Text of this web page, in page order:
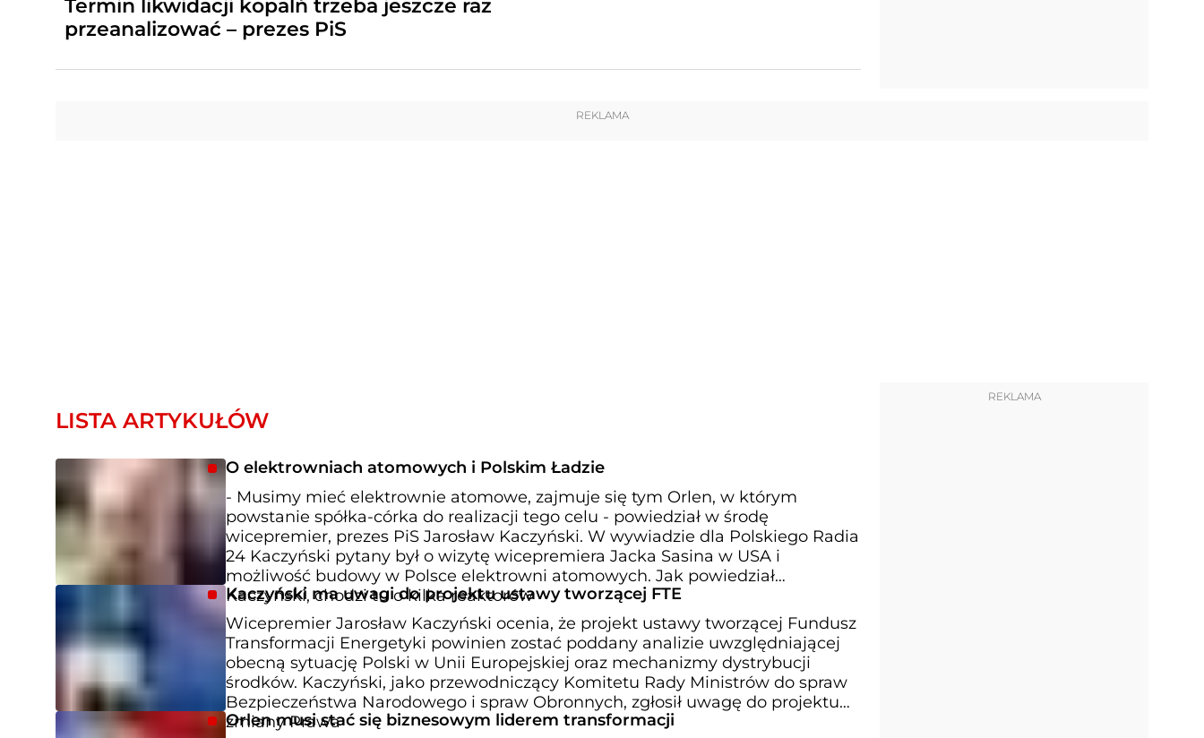
Termin likwidacji kopalń trzeba jeszcze raz
przeanalizować – prezes PiS
REKLAMA
LISTA ARTYKUŁÓW
O elektrowniach atomowych i Polskim Ładzie
- Musimy mieć elektrownie atomowe, zajmuje się tym Orlen, w którym
powstanie spółka-córka do realizacji tego celu - powiedział w środę
wicepremier, prezes PiS Jarosław Kaczyński. W wywiadzie dla Polskiego Radia
24 Kaczyński pytany był o wizytę wicepremiera Jacka Sasina w USA i
możliwość budowy w Polsce elektrowni atomowych. Jak powiedział
Kaczyński, chodzi tu o kilka reaktorów
Kaczyński ma uwagi do projektu ustawy tworzącej FTE
Wicepremier Jarosław Kaczyński ocenia, że projekt ustawy tworzącej Fundusz
Transformacji Energetyki powinien zostać poddany analizie uwzględniającej
obecną sytuację Polski w Unii Europejskiej oraz mechanizmy dystrybucji
środków. Kaczyński, jako przewodniczący Komitetu Rady Ministrów do spraw
Bezpieczeństwa Narodowego i spraw Obronnych, zgłosił uwagę do projektu
zmiany Prawa
Orlen musi stać się biznesowym liderem transformacji
REKLAMA